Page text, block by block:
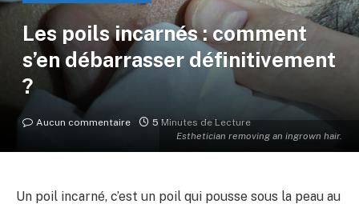
Esthetician removing an ingrown hair.
Les poils incarnés : comment
s’en débarrasser définitivement
?
Aucun commentaire 5 Minutes de Lecture
Un poil incarné, c’est un poil qui pousse sous la peau au